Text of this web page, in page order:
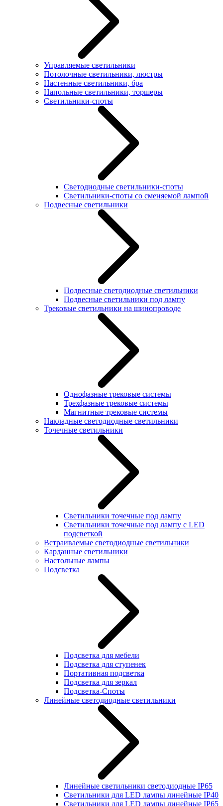
Управляемые светильники
Потолочные светильники, люстры
Настенные светильники, бра
Напольные светильники, торшеры
Светильники-споты
Светодиодные светильники-споты
Светильники-споты со сменяемой лампой
Подвесные светильники
Подвесные светодиодные светильники
Подвесные светильники под лампу
Трековые светильники на шинопроводе
Однофазные трековые системы
Трехфазные трековые системы
Магнитные трековые системы
Накладные светодиодные светильники
Точечные светильники
Светильники точечные под лампу
Светильники точечные под лампу с LED
подсветкой
Встраиваемые светодиодные светильники
Карданные светильники
Настольные лампы
Подсветка
Подсветка для мебели
Подсветка для ступенек
Портативная подсветка
Подсветка для зеркал
Подсветка-Споты
Линейные светодиодные светильники
Линейные светильники светодиодные IP65
Светильники для LED лампы линейные IP40
Светильники для LED лампы линейные IP65